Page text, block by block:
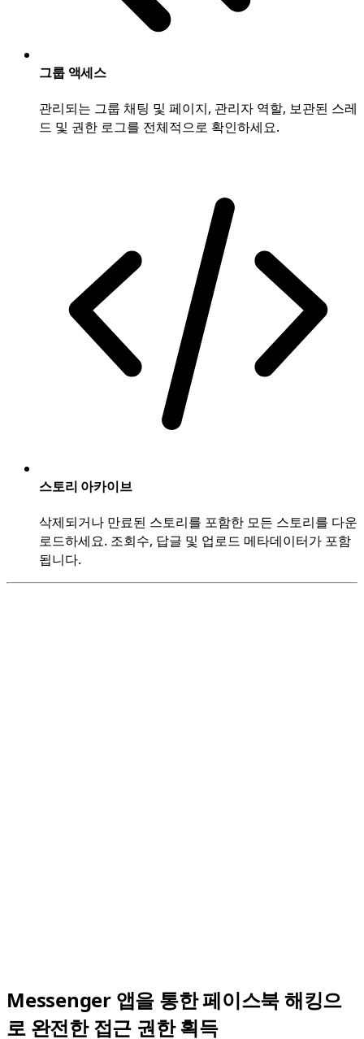
그룹 액세스
관리되는 그룹 채팅 및 페이지, 관리자 역할, 보관된 스레
드 및 권한 로그를 전체적으로 확인하세요.
스토리 아카이브
삭제되거나 만료된 스토리를 포함한 모든 스토리를 다운
로드하세요. 조회수, 답글 및 업로드 메타데이터가 포함
됩니다.
Messenger 앱을 통한 페이스북 해킹으
로 완전한 접근 권한 획득